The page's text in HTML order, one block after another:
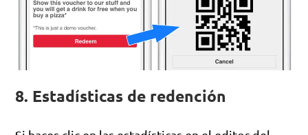
8. Estadísticas de redención